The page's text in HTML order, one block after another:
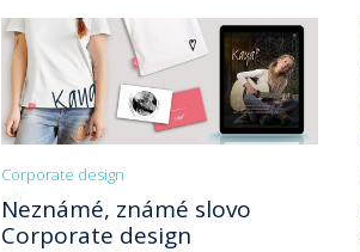
Corporate design
Neznámé, známé slovo
Corporate design